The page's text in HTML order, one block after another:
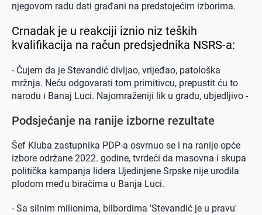
njegovom radu dati građani na predstojećim izborima.
Crnadak je u reakciji iznio niz teških
kvalifikacija na račun predsjednika NSRS-a:
- Čujem da je Stevandić divljao, vrijeđao, patološka
mržnja. Neću odgovarati tom primitivcu, prepustit ću to
narodu i Banaj Luci. Najomraženiji lik u gradu, ubjedljivo -
Podsjećanje na ranije izborne rezultate
Šef Kluba zastupnika PDP-a osvrnuo se i na ranije opće
izbore održane 2022. godine, tvrdeći da masovna i skupa
politička kampanja lidera Ujedinjene Srpske nije urodila
plodom među biračima u Banja Luci.
- Sa silnim milionima, bilbordima 'Stevandić je u pravu'